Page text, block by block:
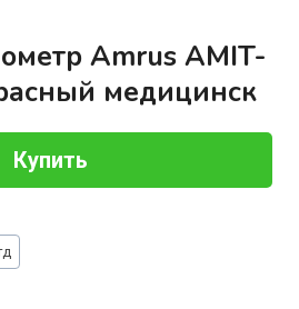
Amrus AMIT-
медицинск
Купить